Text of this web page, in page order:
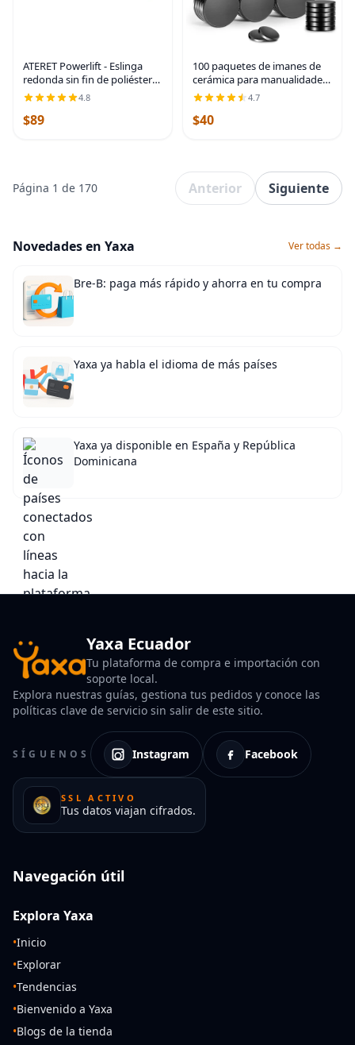
ATERET Powerlift - Eslinga
redonda sin fin de poliéster
verde, 4 pies de longitud,
capacidad vertical de 5,300
libras, cesta de 10,600 libras,
4.8
$89
100 paquetes de imanes de
cerámica para manualidades
de 6 tamaños, discos
redondos para botones de
refrigerador, DIY, tazas,
4.7
$40
Página 1 de 170 Anterior Siguiente
Novedades en Yaxa Ver todas →
Bre-B: paga más rápido y ahorra en tu compra
Yaxa ya habla el idioma de más países
Yaxa ya disponible en España y República
Dominicana
Yaxa Ecuador
Tu plataforma de compra e importación con
soporte local.
Explora nuestras guías, gestiona tus pedidos y conoce las
políticas clave de servicio sin salir de este sitio.
SÍGUENOS Instagram Facebook
SSL ACTIVO
Tus datos viajan cifrados.
Navegación útil
Explora Yaxa
•Inicio
•Explorar
•Tendencias
•Bienvenido a Yaxa
•Blogs de la tienda